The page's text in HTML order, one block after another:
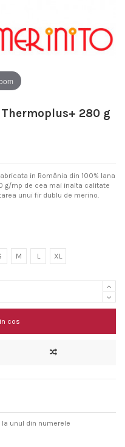
280 g
in România din 100% lana
g/mp de cea mai inalta calitate
unui fir dublu de merino.
M L XL
cos
unul din numerele